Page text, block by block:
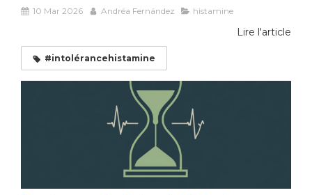
10 Mar 2026 Andréa Fernández histamine
Lire l'article
#intolérancehistamine